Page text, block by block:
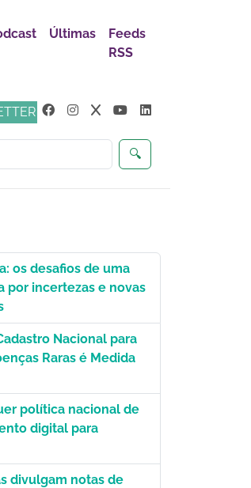
Últimas
Feeds
RSS
🔍
os desafios de uma
por incertezas e novas
Nacional para
Raras é Medida
política nacional de
digital para
divulgam notas de